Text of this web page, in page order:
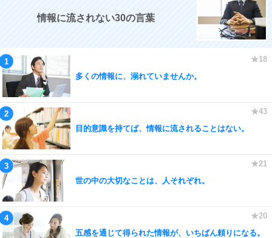
情報に流されない30の言葉
多くの情報に、溺れていませんか。
目的意識を持てば、情報に流されることはない。
世の中の大切なことは、人それぞれ。
五感を通じて得られた情報が、いちばん頼りになる。